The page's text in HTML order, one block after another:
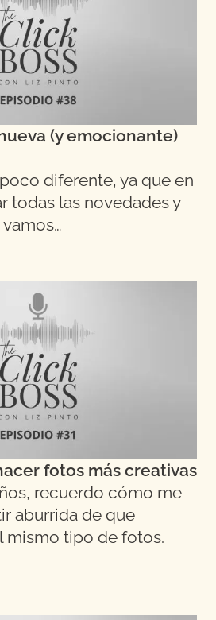
(y emocionante)
diferente, ya que en
todas las novedades y
fotos más creativas
recuerdo cómo me
aburrida de que
mismo tipo de fotos.